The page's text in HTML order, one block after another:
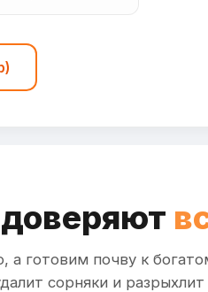
готовим почву к
сорняки и